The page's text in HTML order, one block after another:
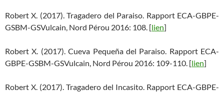
Robert X. (2017). Tragadero del Paraiso. Rapport ECA-GBPE-
GSBM-GSVulcain, Nord Pérou 2016: 108. [lien]
Robert X. (2017). Cueva Pequeña del Paraiso. Rapport ECA-
GBPE-GSBM-GSVulcain, Nord Pérou 2016: 109-110. [lien]
Robert X. (2017). Tragadero del Incasito. Rapport ECA-GBPE-